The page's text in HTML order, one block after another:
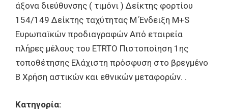
άξονα διεύθυνσης ( τιμόνι ) Δείκτης φορτίου
154/149 Δείκτης ταχύτητας Μ Ένδειξη Μ+S
Ευρωπαϊκών προδιαγραφών Από εταιρεία
πλήρες μέλους του ETRTO Πιστοποίηση 1ης
τοποθέτησης Ελάχιστη πρόσφυση στο βρεγμένο
Β Χρήση αστικών και εθνικών μεταφορών. .
Κατηγορία: